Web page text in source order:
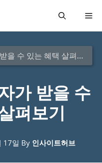
메
수 있는 혜택 살펴보기
가 받을 수
펴보기
17일 By 인사이트허브